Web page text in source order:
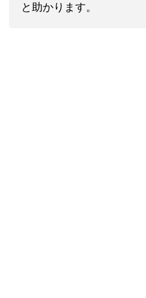
と助かります。